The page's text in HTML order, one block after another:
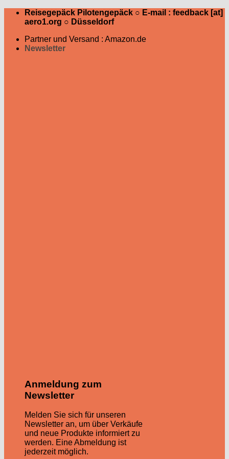
Zum
Reisegepäck Pilotengepäck ○ E-mail : feedback [at]
aero1.org ○ Düsseldorf
Partner und Versand : Amazon.de
Newsletter
Anmeldung zum
Newsletter
Melden Sie sich für unseren
Newsletter an, um über Verkäufe
und neue Produkte informiert zu
werden. Eine Abmeldung ist
jederzeit möglich.